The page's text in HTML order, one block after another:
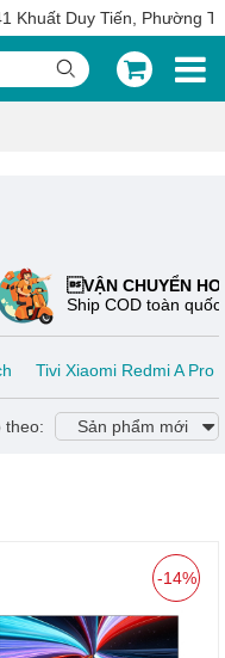
Khuất Duy Tiến, Phường
VẬN CHUYỂN
Ship COD toàn quốc
Tivi Xiaomi Redmi A Pro
theo: Sản phẩm mới
-14%